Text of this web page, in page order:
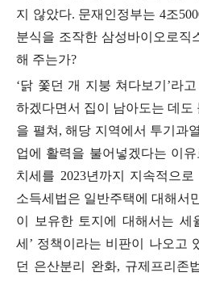
지 않았다. 문재인정부는4조
분식을 조작한 삼성바이오로직
해 주는가?
‘닭 쫓던 개 지붕 쳐다보기 ’라
하겠다면서 집이 남아도는 데도
을 펼쳐 ,해당 지역에서 투기과
업에 활력을 불어넣겠다는 이유
치세를 2023년까지 지속적으
소득세법은 일반주택에 대해서
이 보유한 토지에 대해서는 세
세 ’ 정책이라는 비판이 나오고
던 은산분리 완화, 규제프리존